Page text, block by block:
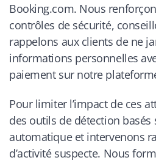
Booking.com. Nous
contrôles de sécurité,
rappelons aux clients de ne
informations personnelles
paiement sur notre
Pour limiter l’impact de ces
des outils de détection basés
automatique et intervenons
d’activité suspecte. Nous